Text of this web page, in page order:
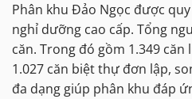
Phân khu Đảo Ngọc được
nghỉ dưỡng cao cấp. Tổng
căn. Trong đó gồm 1.349 căn
1.027 căn biệt thự đơn lập,
đa dạng giúp phân khu đáp